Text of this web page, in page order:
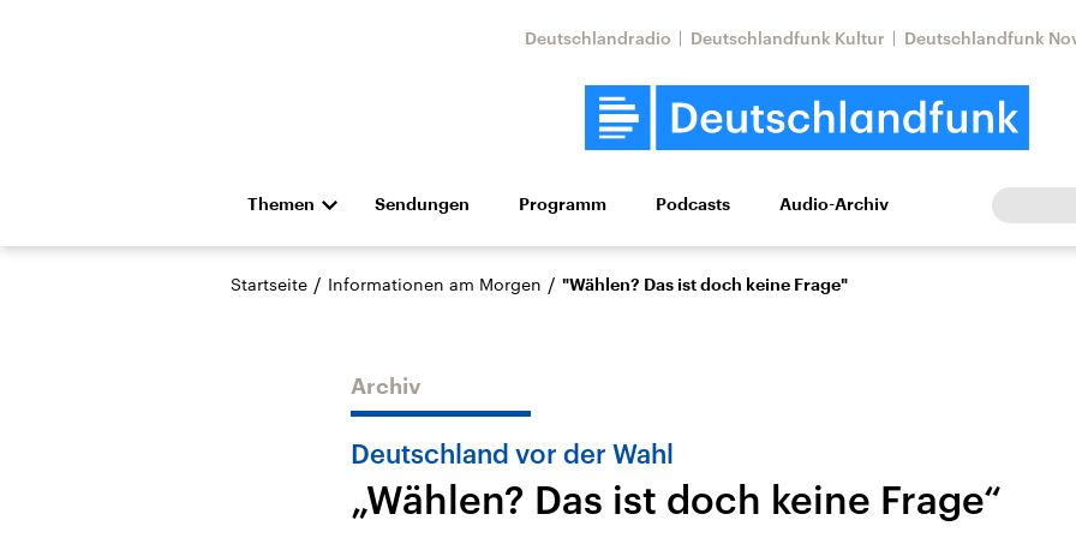
Deutschlandradio Deutschlandfunk Kultur Deutschlandfunk
Themen
Die Nachrichten Politik Wirtschaft Wissen Kultur Europa
Hörspiel und Feature Musik
Landtagswahl Sachsen-
Anhalt 2026
USA
Nahostkonflikt
Iran
Aktuelle Lage und
Sendungen Programm Podcasts Audio-Archiv
Startseite / Informationen am Morgen / "Wählen? Das ist doch keine Frage"
Archiv
Deutschland vor der Wahl
„Wählen? Das ist doch keine Frage“